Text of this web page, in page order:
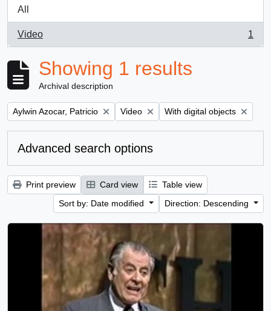
All
Video
, 1 results
1
Showing 1 results
Archival description
Remove filter:
Aylwin Azocar, Patricio Remove filter:
Video Remove filter:
With digital objects
Advanced search options
Print preview Card view
Table view
Sort by: Date modified
Direction: Descending